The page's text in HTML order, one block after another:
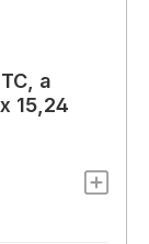
a
15,24